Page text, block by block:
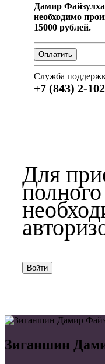
Дамир
необходимо
15000 рублей.
Служба
+7 (843) 2-
Для
Войти
Зиганшин